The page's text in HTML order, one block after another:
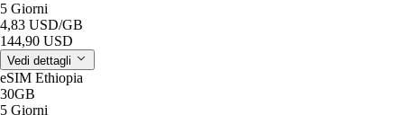
5 Giorni
4,83 USD/GB
144,90 USD
Vedi dettagli
eSIM Ethiopia
30GB
5 Giorni